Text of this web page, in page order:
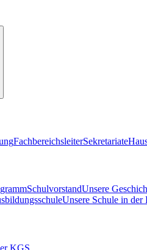
FachbereichsleiterSekretariate
SchulvorstandUnsere
Unsere Schule in der